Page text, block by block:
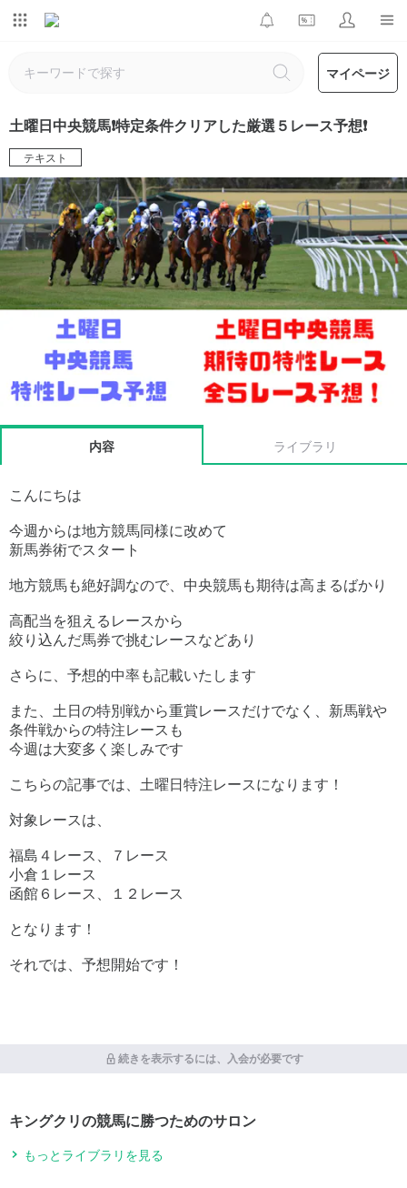
マイページ
土曜日中央競馬❗️特定条件クリアした厳選５レース予想❗️
テキスト
内容 ライブラリ
こんにちは
今週からは地方競馬同様に改めて
新馬券術でスタート
地方競馬も絶好調なので、中央競馬も期待は高まるばかり
高配当を狙えるレースから
絞り込んだ馬券で挑むレースなどあり
さらに、予想的中率も記載いたします
また、土日の特別戦から重賞レースだけでなく、新馬戦や
条件戦からの特注レースも
今週は大変多く楽しみです
こちらの記事では、土曜日特注レースになります！
対象レースは、
福島４レース、７レース
小倉１レース
函館６レース、１２レース
となります！
それでは、予想開始です！
続きを表示するには、入会が必要です
キングクリの競馬に勝つためのサロン
もっとライブラリを見る